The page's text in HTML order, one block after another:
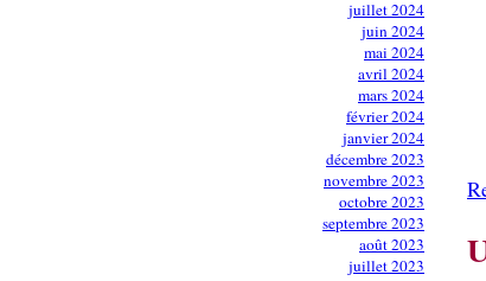
juillet 2024
juin 2024
mai 2024
avril 2024
mars 2024
février 2024
janvier 2024
décembre 2023
novembre 2023
octobre 2023
septembre 2023
août 2023
juillet 2023